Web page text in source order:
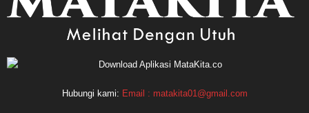
Hubungi kami: Email : matakita01@gmail.com